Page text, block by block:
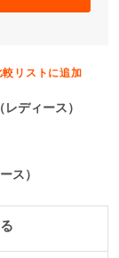
較リストに追加
ディース）
ス）